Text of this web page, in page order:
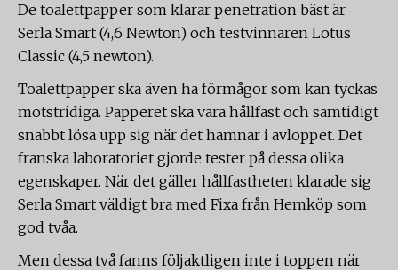
De toalettpapper som klarar penetration bäst är
Serla Smart (4,6 Newton) och testvinnaren Lotus
Classic (4,5 newton).
Toalettpapper ska även ha förmågor som kan tyckas
motstridiga. Papperet ska vara hållfast och samtidigt
snabbt lösa upp sig när det hamnar i avloppet. Det
franska laboratoriet gjorde tester på dessa olika
egenskaper. När det gäller hållfastheten klarade sig
Serla Smart väldigt bra med Fixa från Hemköp som
god tvåa.
Men dessa två fanns följaktligen inte i toppen när